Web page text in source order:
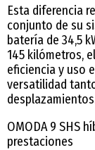
Esta diferencia
conjunto de su
batería de 34,5
145 kilómetros,
eficiencia y uso
versatilidad
OMODA 9 SHS
prestaciones